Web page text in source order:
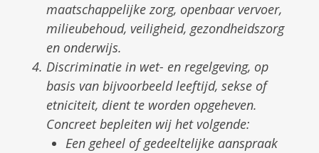
maatschappe­lijke zorg, openbaar vervoer,
milieubehoud, veiligheid, gezondheidszorg
en onderwijs.
Discriminatie in wet- en regelgeving, op
basis van bijvoorbeeld leeftijd, sekse of
etniciteit, dient te worden opgeheven.
Concreet bepleiten wij het volgende:
Een geheel of gedeeltelijke aanspraak